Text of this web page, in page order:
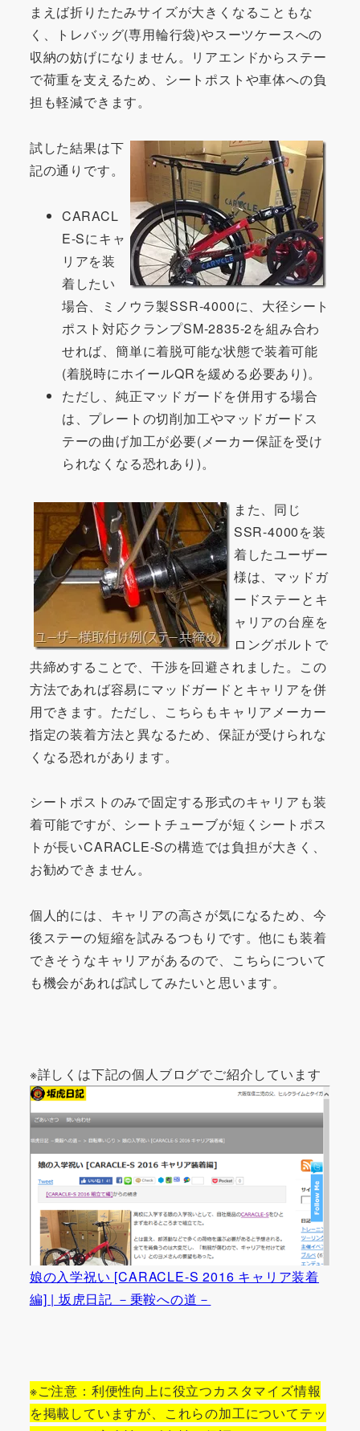
まえば折りたたみサイズが大きくなることもな
く、トレバッグ(専用輪行袋)やスーツケースへの
収納の妨げになりません。リアエンドからステー
で荷重を支えるため、シートポストや車体への負
担も軽減できます。
試した結果は下
記の通りです。
CARACL
E-Sにキャ
リアを装
着したい
場合、ミノウラ製SSR-4000に、大径シート
ポスト対応クランプSM-2835-2を組み合わ
せれば、簡単に着脱可能な状態で装着可能
(着脱時にホイールQRを緩める必要あり)。
ただし、純正マッドガードを併用する場合
は、プレートの切削加工やマッドガードス
テーの曲げ加工が必要(メーカー保証を受け
られなくなる恐れあり)。
また、同じ
SSR-4000を装
着したユーザー
様は、マッドガ
ードステーとキ
ャリアの台座を
ロングボルトで
共締めすることで、干渉を回避されました。この
方法であれば容易にマッドガードとキャリアを併
用できます。ただし、こちらもキャリアメーカー
指定の装着方法と異なるため、保証が受けられな
くなる恐れがあります。
シートポストのみで固定する形式のキャリアも装
着可能ですが、シートチューブが短くシートポス
トが長いCARACLE-Sの構造では負担が大きく、
お勧めできません。
個人的には、キャリアの高さが気になるため、今
後ステーの短縮を試みるつもりです。他にも装着
できそうなキャリアがあるので、こちらについて
も機会があれば試してみたいと思います。
※詳しくは下記の個人ブログでご紹介しています
娘の入学祝い [CARACLE-S 2016 キャリア装着
編] | 坂虎日記 －乗鞍への道－
※ご注意：利便性向上に役立つカスタマイズ情報
を掲載していますが、これらの加工についてテッ